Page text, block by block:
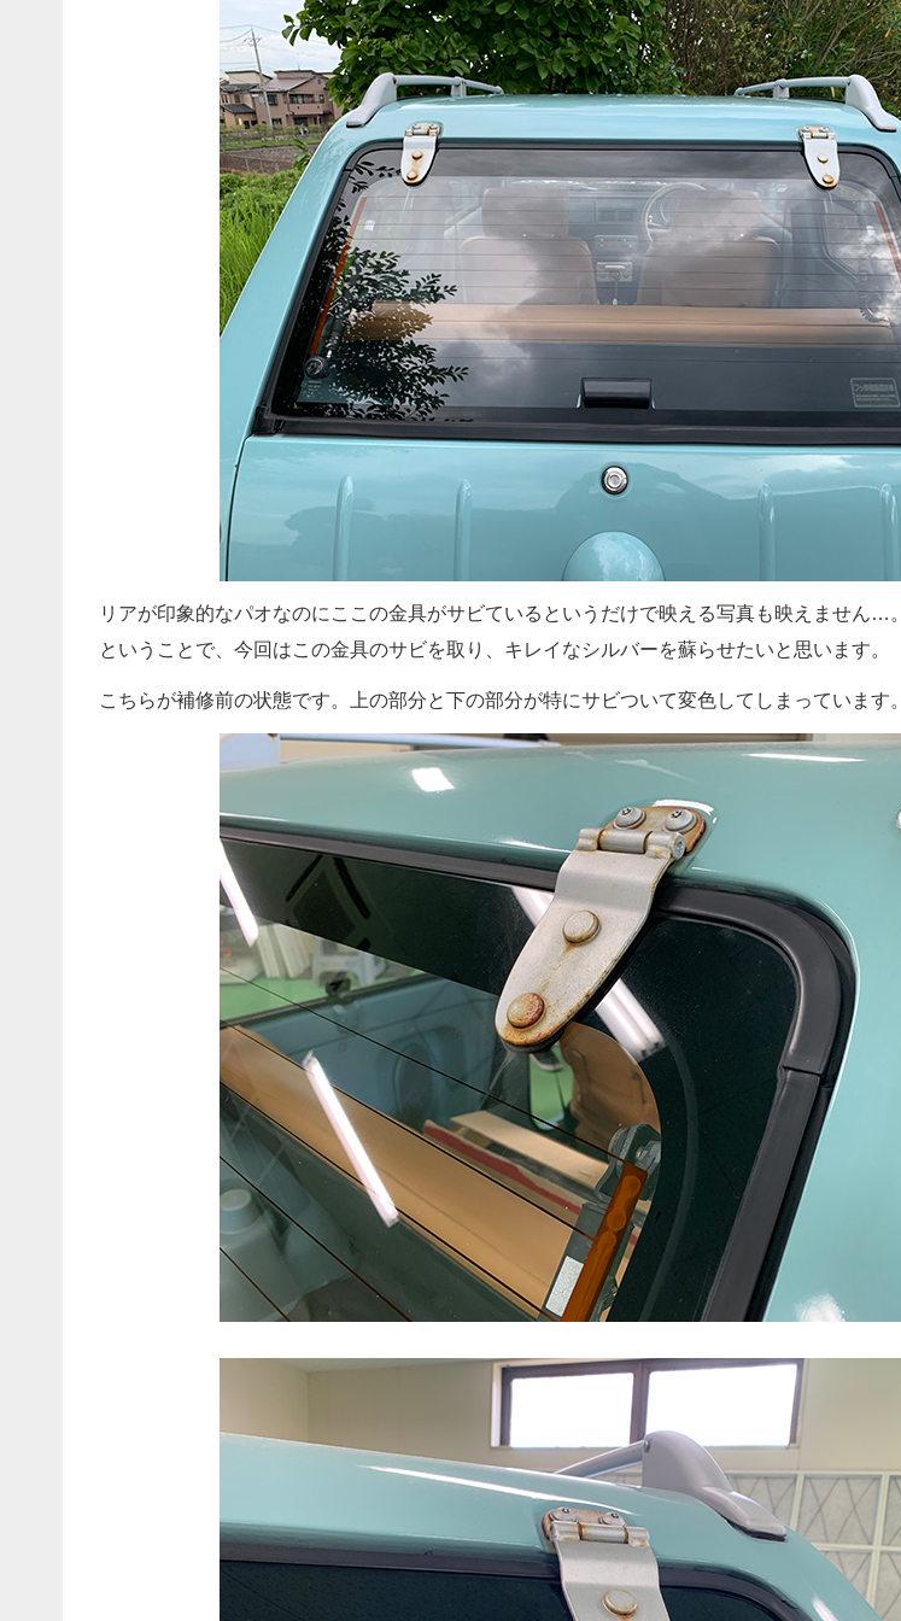
リアが印象的なパオなのにここの金具がサビているというだけで映える写真も映えません…。
ということで、今回はこの金具のサビを取り、キレイなシルバーを蘇らせたいと思います。
こちらが補修前の状態です。上の部分と下の部分が特にサビついて変色してしまっています。